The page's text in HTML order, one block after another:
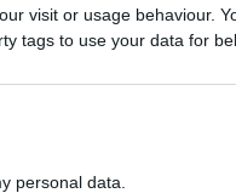
visit or usage behaviour.
tags to use your data for
personal data.
rendet hozhat. A
de a túl nagy hozamot